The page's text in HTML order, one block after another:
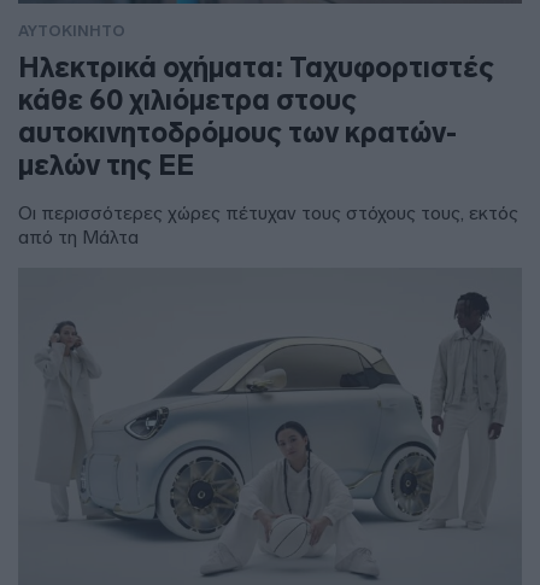
ΑΥΤΟΚΙΝΗΤΟ
Ηλεκτρικά οχήματα: Ταχυφορτιστές
κάθε 60 χιλιόμετρα στους
αυτοκινητοδρόμους των κρατών-
μελών της ΕΕ
Οι περισσότερες χώρες πέτυχαν τους στόχους τους, εκτός
από τη Μάλτα